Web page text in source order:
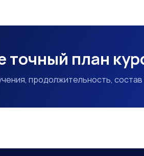
точный план
продолжительность,